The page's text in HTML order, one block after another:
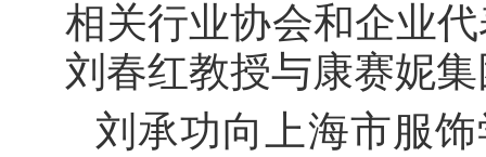
相关行业协会和企业
刘春红教授与康赛妮
刘承功向上海市服